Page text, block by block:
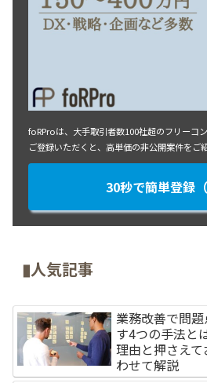
foRProは、大手取引者数100社超のフリーコ
ご登録いただくと、高単価の非公開案件をご
30秒で簡単登録（
▮人気記事
業務改善で問
す4つの手法と
理由と押さえ
わせて解説